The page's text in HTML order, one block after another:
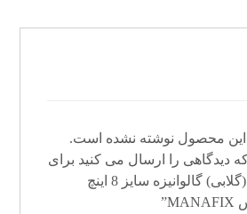
این محصول نوشته نشده است.
دیدگاهی را ارسال می کنید برای
“بست لوله رکابی (گلابی) گالوانیزه سایز 8 اینچ